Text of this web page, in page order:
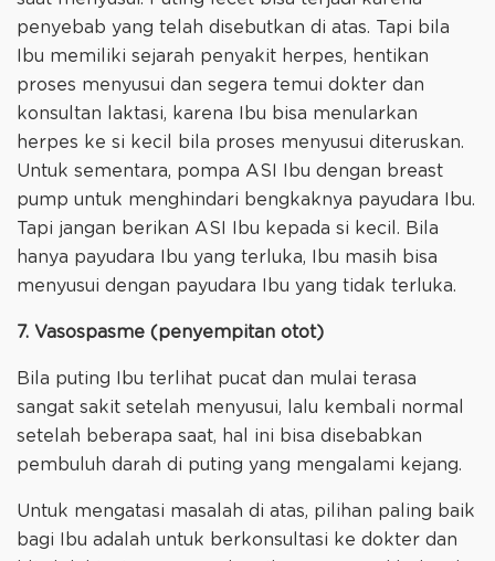
penyebab yang telah disebutkan di atas. Tapi bila
Ibu memiliki sejarah penyakit herpes, hentikan
proses menyusui dan segera temui dokter dan
konsultan laktasi, karena Ibu bisa menularkan
herpes ke si kecil bila proses menyusui diteruskan.
Untuk sementara, pompa ASI Ibu dengan breast
pump untuk menghindari bengkaknya payudara Ibu.
Tapi jangan berikan ASI Ibu kepada si kecil. Bila
hanya payudara Ibu yang terluka, Ibu masih bisa
menyusui dengan payudara Ibu yang tidak terluka.
7. Vasospasme (penyempitan otot)
Bila puting Ibu terlihat pucat dan mulai terasa
sangat sakit setelah menyusui, lalu kembali normal
setelah beberapa saat, hal ini bisa disebabkan
pembuluh darah di puting yang mengalami kejang.
Untuk mengatasi masalah di atas, pilihan paling baik
bagi Ibu adalah untuk berkonsultasi ke dokter dan